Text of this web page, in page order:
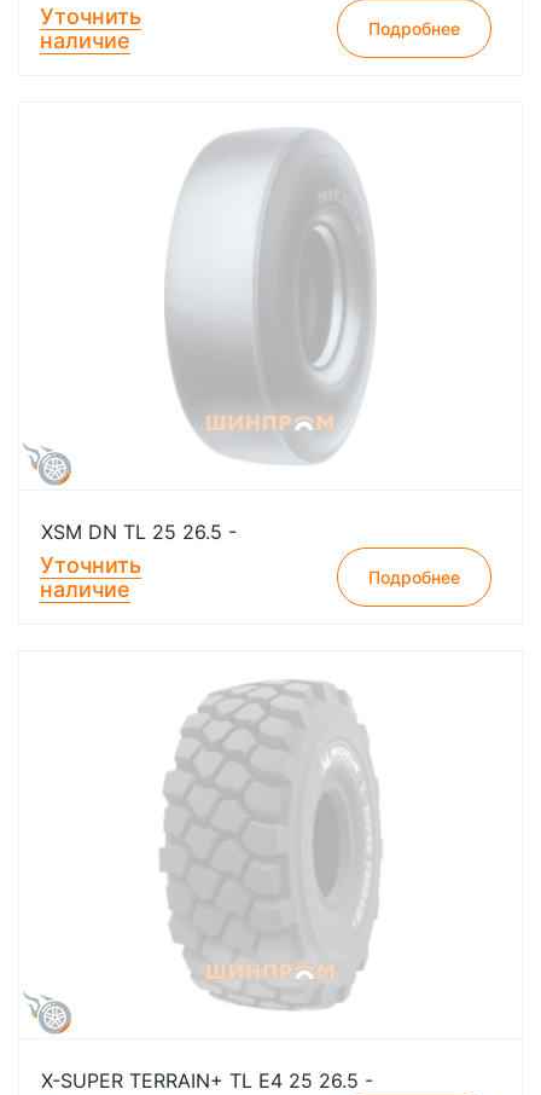
Уточнить
наличие
Подробнее
XSM DN TL 25 26.5 -
Уточнить
наличие
Подробнее
X-SUPER TERRAIN+ TL E4 25 26.5 -